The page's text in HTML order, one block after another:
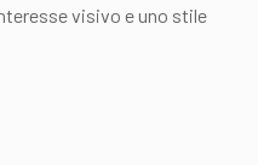
visivo e uno stile